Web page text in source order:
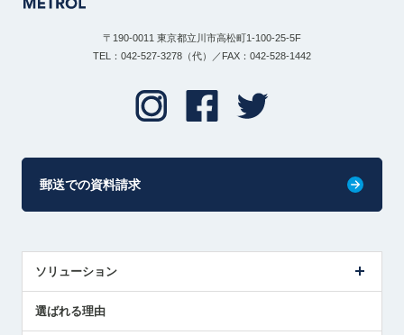
〒190-0011 東京都立川市高松町1-100-25-5F
TEL：042-527-3278（代）／FAX：042-528-1442
郵送での資料請求
ソリューション
解決策提案
選ばれる理由